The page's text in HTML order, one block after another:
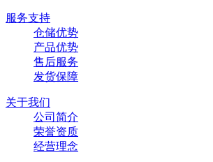
服务支持
仓储优势
产品优势
售后服务
发货保障
关于我们
公司简介
荣誉资质
经营理念